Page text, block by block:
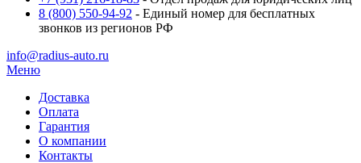
8 (800) 550-94-92 - Единый номер для бесплатных
звонков из регионов РФ
info@radius-auto.ru
Меню
Доставка
Оплата
Гарантия
О компании
Контакты